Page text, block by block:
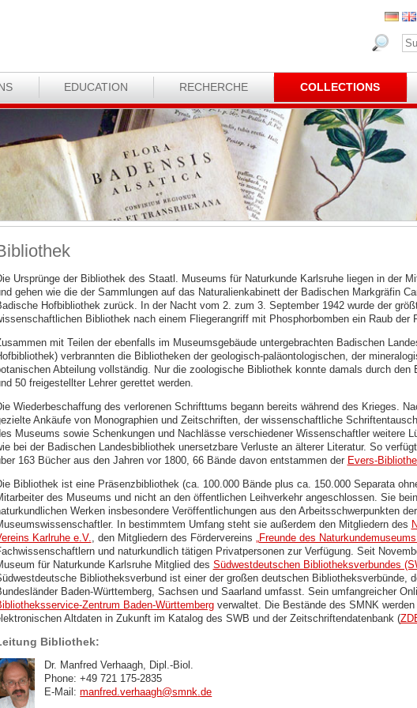
EDUCATION RECHERCHE COLLECTIONS
Ursprünge der Bibliothek des Staatl. Museums für Naturkunde Karlsruhe liegen in der
gehen wie die der Sammlungen auf das Naturalienkabinett der Badischen Markgräfin
Hofbibliothek zurück. In der Nacht vom 2. zum 3. September 1942 wurde der
Bibliothek nach einem Fliegerangriff mit Phosphorbomben ein Raub der
mit Teilen der ebenfalls im Museumsgebäude untergebrachten Badischen
verbrannten die Bibliotheken der geologisch-paläontologischen, der
Abteilung vollständig. Nur die zoologische Bibliothek konnte damals durch den
50 freigestellter Lehrer gerettet werden.
Wiederbeschaffung des verlorenen Schrifttums begann bereits während des Krieges.
Ankäufe von Monographien und Zeitschriften, der wissenschaftliche
Museums sowie Schenkungen und Nachlässe verschiedener Wissenschaftler weitere
bei der Badischen Landesbibliothek unersetzbare Verluste an älterer Literatur. So
163 Bücher aus den Jahren vor 1800, 66 Bände davon entstammen der Evers-
Bibliothek ist eine Präsenzbibliothek (ca. 100.000 Bände plus ca. 150.000 Separata
des Museums und nicht an den öffentlichen Leihverkehr angeschlossen. Sie
Werken insbesondere Veröffentlichungen aus den Arbeitsschwerpunkten der
In bestimmtem Umfang steht sie außerdem den Mitgliedern des
Karlruhe e.V.
, den Mitgliedern des Fördervereins „Freunde des
und naturkundlich tätigen Privatpersonen zur Verfügung. Seit
für Naturkunde Karlsruhe Mitglied des Südwestdeutschen Bibliotheksverbundes
Bibliotheksverbund ist einer der großen deutschen Bibliotheksverbünde,
Baden-Württemberg, Sachsen und Saarland umfasst. Sein umfangreicher
Zentrum Baden-Württembergverwaltet. Die Bestände des SMNK werden
Altdaten in Zukunft im Katalog des SWB und der Zeitschriftendatenbank (
Bibliothek:
Dr. Manfred Verhaagh, Dipl.-Biol.
Phone: +49 721 175-2835
E-Mail:manfred.verhaagh@smnk.de